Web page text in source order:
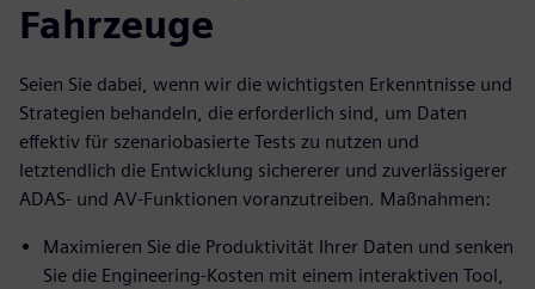
Fahrzeuge
Seien Sie dabei, wenn wir die wichtigsten Erkenntnisse und
Strategien behandeln, die erforderlich sind, um Daten
effektiv für szenariobasierte Tests zu nutzen und
letztendlich die Entwicklung sichererer und zuverlässigerer
ADAS- und AV-Funktionen voranzutreiben. Maßnahmen:
Maximieren Sie die Produktivität Ihrer Daten und senken
Sie die Engineering-Kosten mit einem interaktiven Tool,